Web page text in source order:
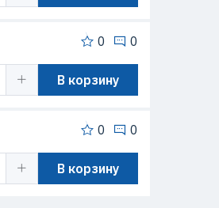
0 0
В корзину
0 0
В корзину